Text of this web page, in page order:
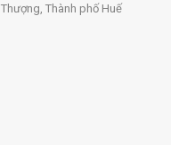
Thành phố Huế